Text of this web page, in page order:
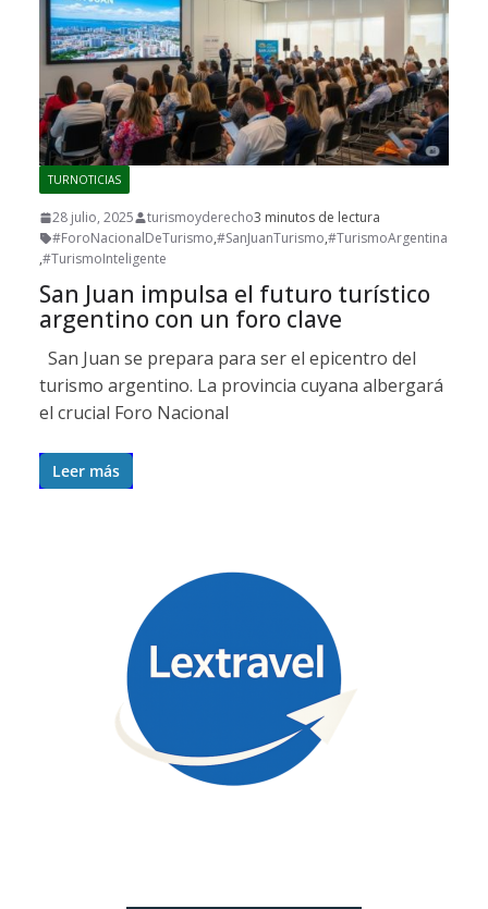
TURNOTICIAS
28 julio, 2025 turismoyderecho3 minutos de lectura
#ForoNacionalDeTurismo,#SanJuanTurismo,#TurismoArgentina
,#TurismoInteligente
San Juan impulsa el futuro turístico
argentino con un foro clave
San Juan se prepara para ser el epicentro del
turismo argentino. La provincia cuyana albergará
el crucial Foro Nacional
Leer más